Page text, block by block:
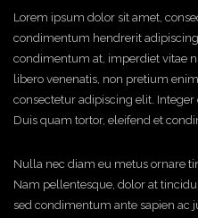
Lorem ipsum dolor sit amet,
condimentum hendrerit
condimentum at, imperdiet vitae
libero venenatis, non pretium
consectetur adipiscing elit.
Duis quam tortor, eleifend et
Nulla nec diam eu metus ornare
Nam pellentesque, dolor at
sed condimentum ante sapien ac